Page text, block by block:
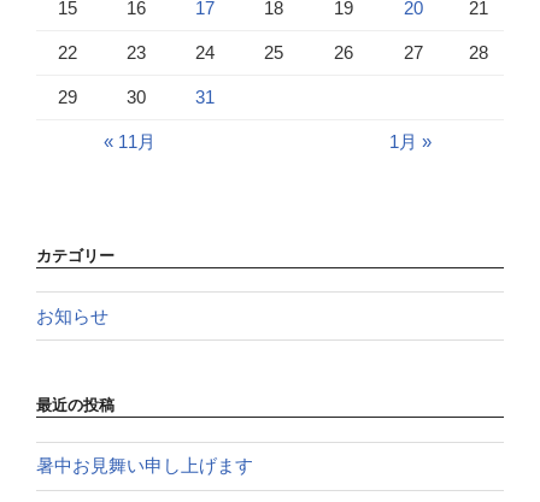
15 16 17 18 19 20 21
22 23 24 25 26 27 28
29 30 31
« 11月 1月 »
カテゴリー
お知らせ
最近の投稿
暑中お見舞い申し上げます